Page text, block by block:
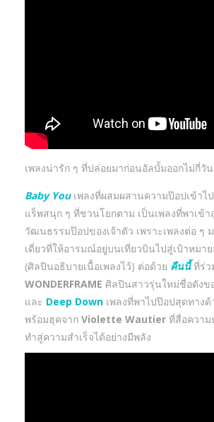
เพลงน่ารัก ๆ ที่ปล่อยมาก่อนอัลบั้มออกไม่กี่วั
Baby Youเพลงที่ผสมผสานความป๊อปเข้าไ
แร็พสนุก ๆ ที่ชวนโยกตาม เป็นเพลงที่พาเข้
วัฒนธรรมป๊อปของเจ้าตัว เพราะเพลงต่อ ๆ
เดี่ยวที่ให้อารมณ์อยู่บนเที่ยวบินไปสู่เป้าหมาย
(ศิลปินอธิบายเนื้อเพลงไว้) ต่อด้วย คืนนี้ ที่ร่ว
WONDERFRAME ศิลปินสาวรุ่นใหม่ชื่อดังข
และ Deep Down เพลงที่พาไปป๊อปสุดทาง
พร้อมฮุคจาก Violette Wautier ที่สื่อความ
ทำสู่ความสำเร็จได้อย่างมีพลัง